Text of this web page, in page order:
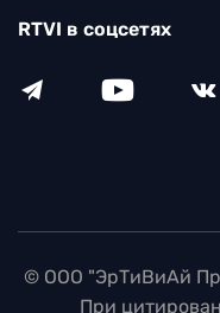
RTVI в соцсетях
© ООО "ЭрТиВиАй
При